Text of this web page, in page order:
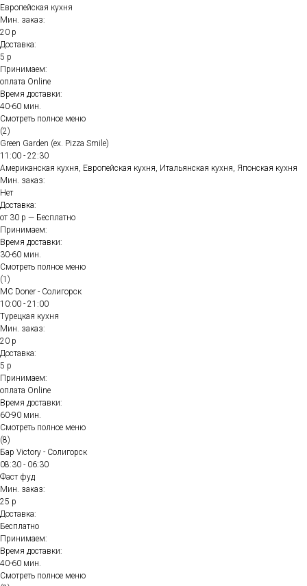
Европейская кухня
Мин. заказ:
20 р
Доставка:
5 р
Принимаем:
оплата Online
Время доставки:
40-60 мин.
Смотреть полное меню
(2)
Green Garden (ex. Pizza Smile)
11:00 - 22:30
Американская кухня, Европейская кухня, Итальянская кухня, Японская кухня
Мин. заказ:
Нет
Доставка:
от 30 р — Бесплатно
Принимаем:
Время доставки:
30-60 мин.
Смотреть полное меню
(1)
MC Doner - Солигорск
10:00 - 21:00
Турецкая кухня
Мин. заказ:
20 р
Доставка:
5 р
Принимаем:
оплата Online
Время доставки:
60-90 мин.
Смотреть полное меню
(8)
Бар Victory - Солигорск
08:30 - 06:30
Фаст фуд
Мин. заказ:
25 р
Доставка:
Бесплатно
Принимаем:
Время доставки:
40-60 мин.
Смотреть полное меню